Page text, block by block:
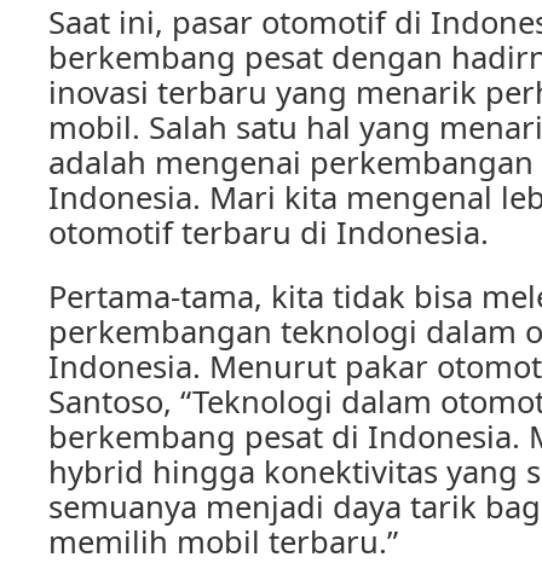
Saat ini, pasar otomotif di
berkembang pesat dengan
inovasi terbaru yang menarik
mobil. Salah satu hal yang
adalah mengenai
Indonesia. Mari kita mengenal
otomotif terbaru di Indonesia.
Pertama-tama, kita tidak bisa
perkembangan teknologi dalam
Indonesia. Menurut pakar
Santoso, “Teknologi dalam
berkembang pesat di Indonesia.
hybrid hingga konektivitas yang
semuanya menjadi daya tarik
memilih mobil terbaru.”